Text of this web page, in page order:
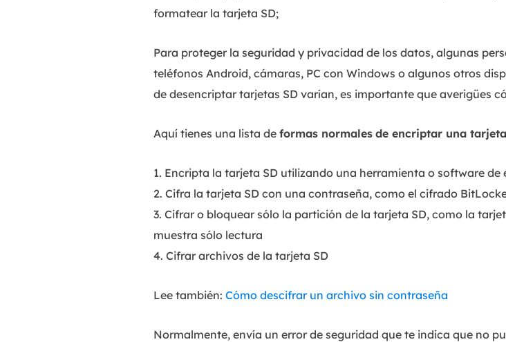
formatear la tarjeta SD;
Para proteger la seguridad y privacidad de los datos, algunas
teléfonos Android, cámaras, PC con Windows o algunos otros
de desencriptar tarjetas SD varían, es importante que averigües
Aquí tienes una lista de formas normales de encriptar una
1. Encripta la tarjeta SD utilizando una herramienta o software de
2. Cifra la tarjeta SD con una contraseña, como el cifrado
3. Cifrar o bloquear sólo la partición de la tarjeta SD, como la
muestra sólo lectura
4. Cifrar archivos de la tarjeta SD
Lee también: Cómo descifrar un archivo sin contraseña
Normalmente, envía un error de seguridad que te indica que no